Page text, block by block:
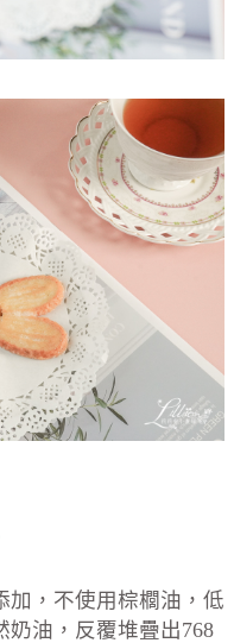
加，不使用棕櫚油，低
油，反覆堆疊出768